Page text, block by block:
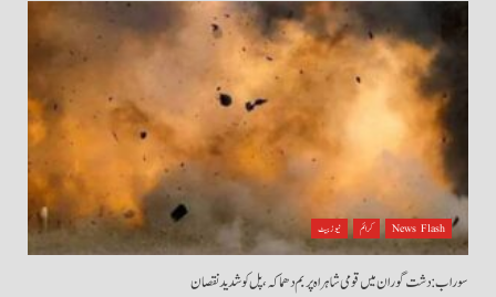
News Flash کرائم نیوز بیٹ
سوراب: دشت گوران میں قومی شاہراہ پر بم دھماکہ، پل کو شدید نقصان